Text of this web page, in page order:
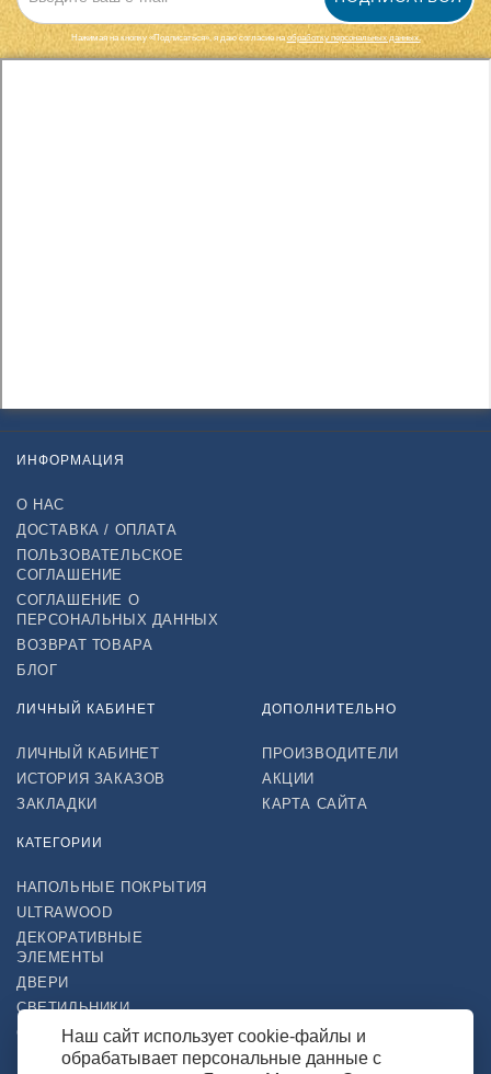
Нажимая на кнопку «Подписаться», я даю cогласие наобработку персональных данных.
Наш сайт использует cookie-файлы и
обрабатывает персональные данные с
ИНФОРМАЦИЯ
О НАС
ДОСТАВКА / ОПЛАТА
ПОЛЬЗОВАТЕЛЬСКОЕ
СОГЛАШЕНИЕ
СОГЛАШЕНИЕ О
ПЕРСОНАЛЬНЫХ ДАННЫХ
ВОЗВРАТ ТОВАРА
БЛОГ
ЛИЧНЫЙ КАБИНЕТ
ЛИЧНЫЙ КАБИНЕТ
ИСТОРИЯ ЗАКАЗОВ
ЗАКЛАДКИ
ДОПОЛНИТЕЛЬНО
ПРОИЗВОДИТЕЛИ
АКЦИИ
КАРТА САЙТА
КАТЕГОРИИ
НАПОЛЬНЫЕ ПОКРЫТИЯ
ULTRAWOOD
ДЕКОРАТИВНЫЕ
ЭЛЕМЕНТЫ
ДВЕРИ
СВЕТИЛЬНИКИ
СТРОЙТОВАРЫ
НАШ МАГАЗИН В СОЦСЕТЯХ